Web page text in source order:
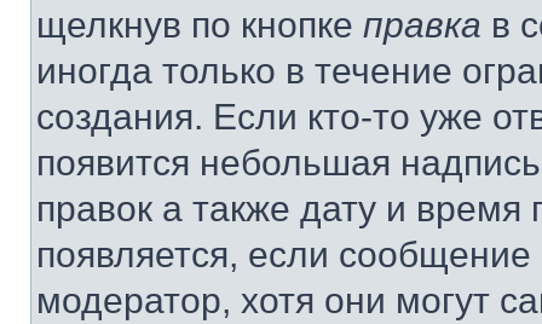
щелкнув по кнопке правка в
иногда только в течение
создания. Если кто-то уже
появится небольшая
правок а также дату и
появляется, если
модератор, хотя они могут